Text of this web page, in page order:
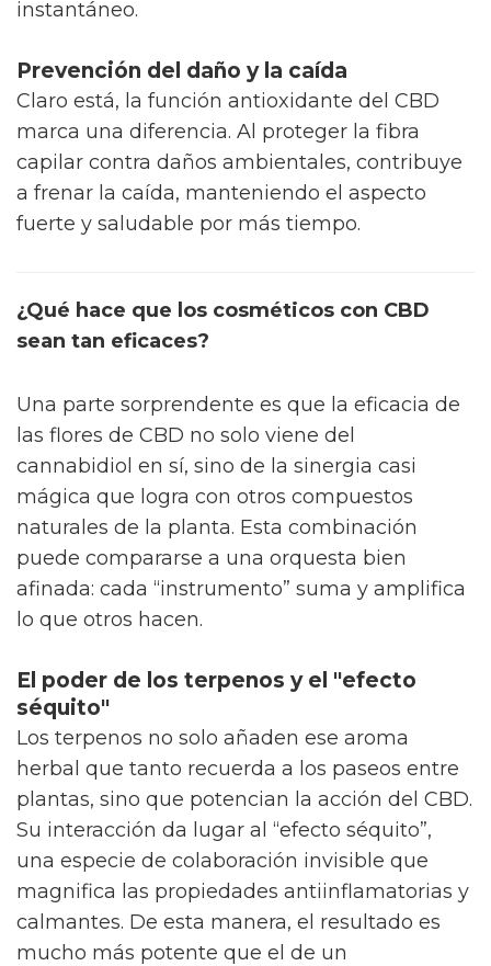
Prevención del daño y la caída
Claro está, la función antioxidante del CBD
marca una diferencia. Al proteger la fibra
capilar contra daños ambientales, contribuye
a frenar la caída, manteniendo el aspecto
fuerte y saludable por más tiempo.
¿Qué hace que los cosméticos con CBD
Una parte sorprendente es que la eficacia de
las flores de CBD no solo viene del
cannabidiol en sí, sino de la sinergia casi
mágica que logra con otros compuestos
naturales de la planta. Esta combinación
puede compararse a una orquesta bien
afinada: cada “instrumento” suma y amplifica
lo que otros hacen.
El poder de los terpenos y el "efecto
séquito"
Los terpenos no solo añaden ese aroma
herbal que tanto recuerda a los paseos entre
plantas, sino que potencian la acción del CBD.
Su interacción da lugar al “efecto séquito”,
una especie de colaboración invisible que
magnifica las propiedades antiinflamatorias y
calmantes. De esta manera, el resultado es